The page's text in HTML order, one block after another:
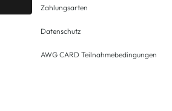
Zahlungsarten
Datenschutz
AWG CARD Teilnahmebedingungen